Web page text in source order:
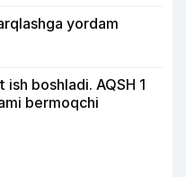
yordam
boshladi. AQSH 1
bermoqchi